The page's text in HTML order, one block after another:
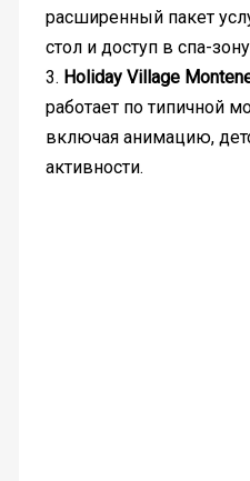
расширенный пакет
стол и доступ в спа-
3. Holiday Village
работает по типичной
включая анимацию,
активности.